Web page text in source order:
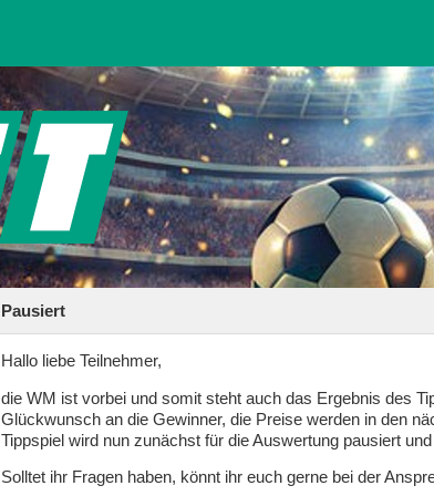
Pausiert
Hallo liebe Teilnehmer,
die WM ist vorbei und somit steht auch das Ergebnis des
Glückwunsch an die Gewinner, die Preise werden in den
Tippspiel wird nun zunächst für die Auswertung pausiert
Solltet ihr Fragen haben, könnt ihr euch gerne bei der